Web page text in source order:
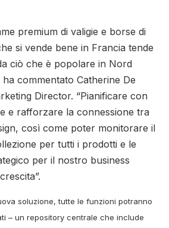
premium di valigie e borse di
si vende bene in Francia tende
ciò che è popolare in Nord
ha commentato Catherine De
Director. “Pianificare con
e rafforzare la connessione tra
così come poter monitorare il
per tutti i prodotti e le
per il nostro business
soluzione, tutte le funzioni potranno
– un repository centrale che include